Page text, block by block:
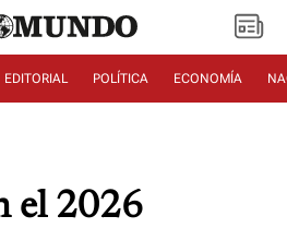
EDITORIAL POLÍTICA ECONOMÍA
el 2026